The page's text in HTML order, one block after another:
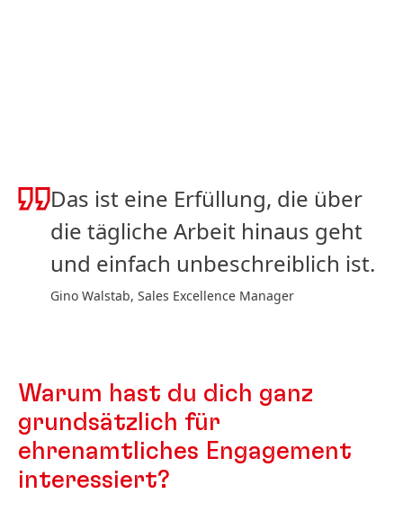
Das ist eine Erfüllung, die über
die tägliche Arbeit hinaus geht
und einfach unbeschreiblich ist.
Gino Walstab, Sales Excellence Manager
Warum hast du dich ganz
grundsätzlich für
ehrenamtliches Engagement
interessiert?